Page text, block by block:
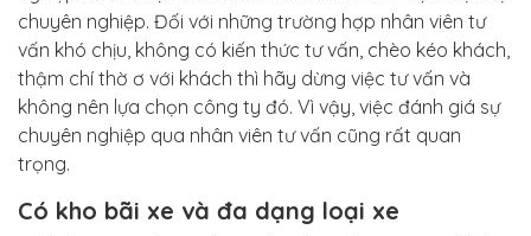
chuyên nghiệp. Đối với những trường hợp nhân viên tư
vấn khó chịu, không có kiến thức tư vấn, chèo kéo khách,
thậm chí thờ ơ với khách thì hãy dừng việc tư vấn và
không nên lựa chọn công ty đó. Vì vậy, việc đánh giá sự
chuyên nghiệp qua nhân viên tư vấn cũng rất quan
trọng.
Có kho bãi xe và đa dạng loại xe